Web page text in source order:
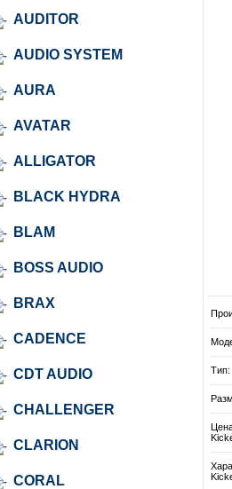
AUDITOR
AUDIO SYSTEM
AURA
AVATAR
ALLIGATOR
BLACK HYDRA
BLAM
BOSS AUDIO
BRAX
CADENCE
CDT AUDIO
CHALLENGER
CLARION
CORAL
Тип: